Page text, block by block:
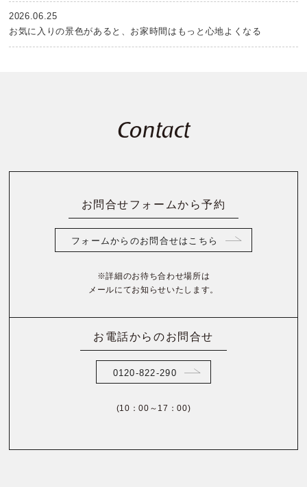
2026.06.25
お気に入りの景色があると、お家時間はもっと心地よくなる
Contact
お問合せフォームから予約
フォームからのお問合せはこちら
※詳細のお待ち合わせ場所は
メールにてお知らせいたします。
お電話からのお問合せ
0120-822-290
(10：00～17：00)